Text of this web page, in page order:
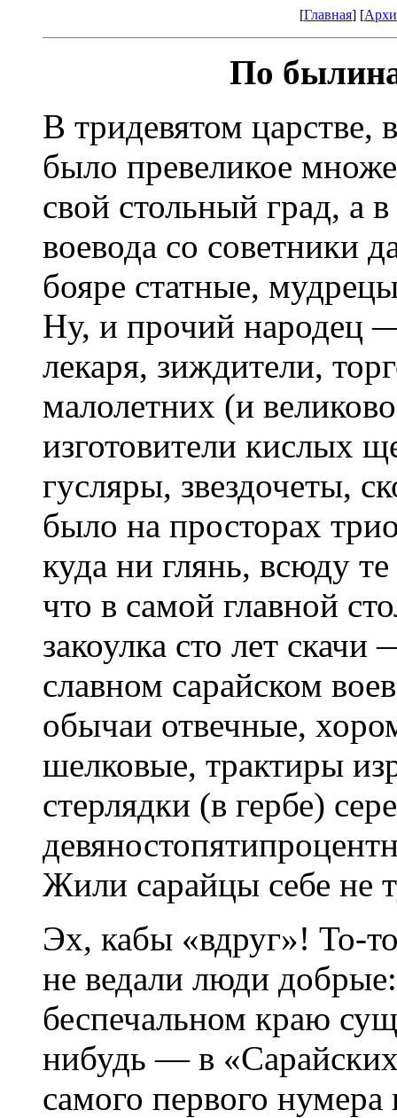
[Главная] [
По
В тридевятом царстве,
было превеликое
свой стольный град, а
воевода со советники
бояре статные,
Ну, и прочий народец
лекаря, зиждители,
малолетних (и
изготовители кислых
гусляры, звездочеты,
было на просторах
куда ни глянь, всюду
что в самой главной
закоулка сто лет
славном сарайском
обычаи отвечные,
шелковые, трактиры
стерлядки (в гербе)
Жили сарайцы себе не
Эх, кабы «вдруг»! То-
не ведали люди
беспечальном краю
нибудь — в
самого первого